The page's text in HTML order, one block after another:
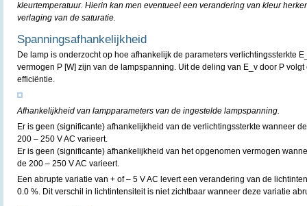
kleurtemperatuur. Hierin kan men eventueel een verandering van kleur
verlaging van de saturatie.
Spanningsafhankelijkheid
De lamp is onderzocht op hoe afhankelijk de parameters verlichtingssterkte
vermogen P [W] zijn van de lampspanning. Uit de deling van E_v door P
efficiëntie.
Afhankelijkheid van lampparameters van de ingestelde lampspanning.
Er is geen (significante) afhankelijkheid van de verlichtingssterkte wanneer
200 – 250 V AC varieert.
Er is geen (significante) afhankelijkheid van het opgenomen vermogen
de 200 – 250 V AC varieert.
Een abrupte variatie van + of – 5 V AC levert een verandering van de
0.0 %. Dit verschil in lichtintensiteit is niet zichtbaar wanneer deze variatie